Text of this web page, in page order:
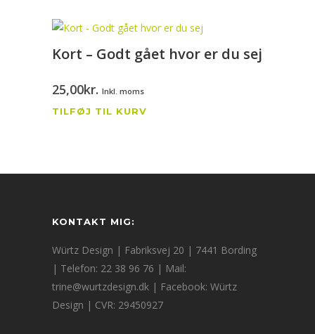
Kort – Godt gået hvor er du sej
25,00kr. Inkl. moms
TILFØJ TIL KURV
KONTAKT MIG:
Würtz Design | Fabriksvej 20 | 7441 Bording
| Telefon: 22 38 96 76 | Mail:
trine@wurtzdesign.dk | Facebook: Würtz
Design | CVR: 29450927